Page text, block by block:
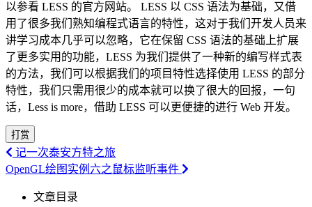
以参看 LESS 的官方网站。 LESS 以 CSS 语法为基础，又借
用了很多我们熟知编程式语言的特性，这对于我们开发人员来
讲学习成本几乎可以忽略，它在保留 CSS 语法的基础上扩展
了更多实用的功能，LESS 为我们提供了一种新的编写样式表
的方法，我们可以根据我们的项目特性选择使用 LESS 的部分
特性，我们只需用很少的成本就可以换了很大的回报，一句
话，Less is more，借助 LESS 可以更便捷的进行 Web 开发。
打赏
记一次泰安方特之旅
OpenGL绘图实例六之鼠标监听事件
文章目录